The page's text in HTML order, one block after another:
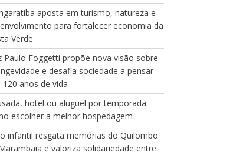
aposta em turismo, natureza e
para fortalecer economia da
Verde
Paulo Foggetti propõe nova visão sobre
e desafia sociedade a pensar
120 anos de vida
hotel ou aluguel por temporada:
escolher a melhor hospedagem
infantil resgata memórias do Quilombo
e valoriza solidariedade entre